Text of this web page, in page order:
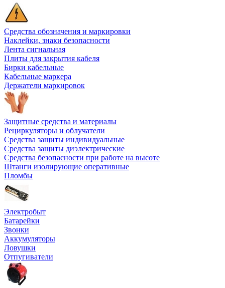
Средства обозначения и маркировки
Наклейки, знаки безопасности
Лента сигнальная
Плиты для закрытия кабеля
Бирки кабельные
Кабельные маркера
Держатели маркировок
Защитные средства и материалы
Рециркуляторы и облучатели
Средства защиты индивидуальные
Средства защиты диэлектрические
Средства безопасности при работе на высоте
Штанги изолирующие оперативные
Пломбы
Электробыт
Батарейки
Звонки
Аккумуляторы
Ловушки
Отпугиватели